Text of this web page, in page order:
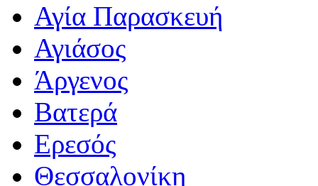
Αγία Παρασκευή
Αγιάσος
Άργενος
Βατερά
Ερεσός
Θεσσαλονίκη